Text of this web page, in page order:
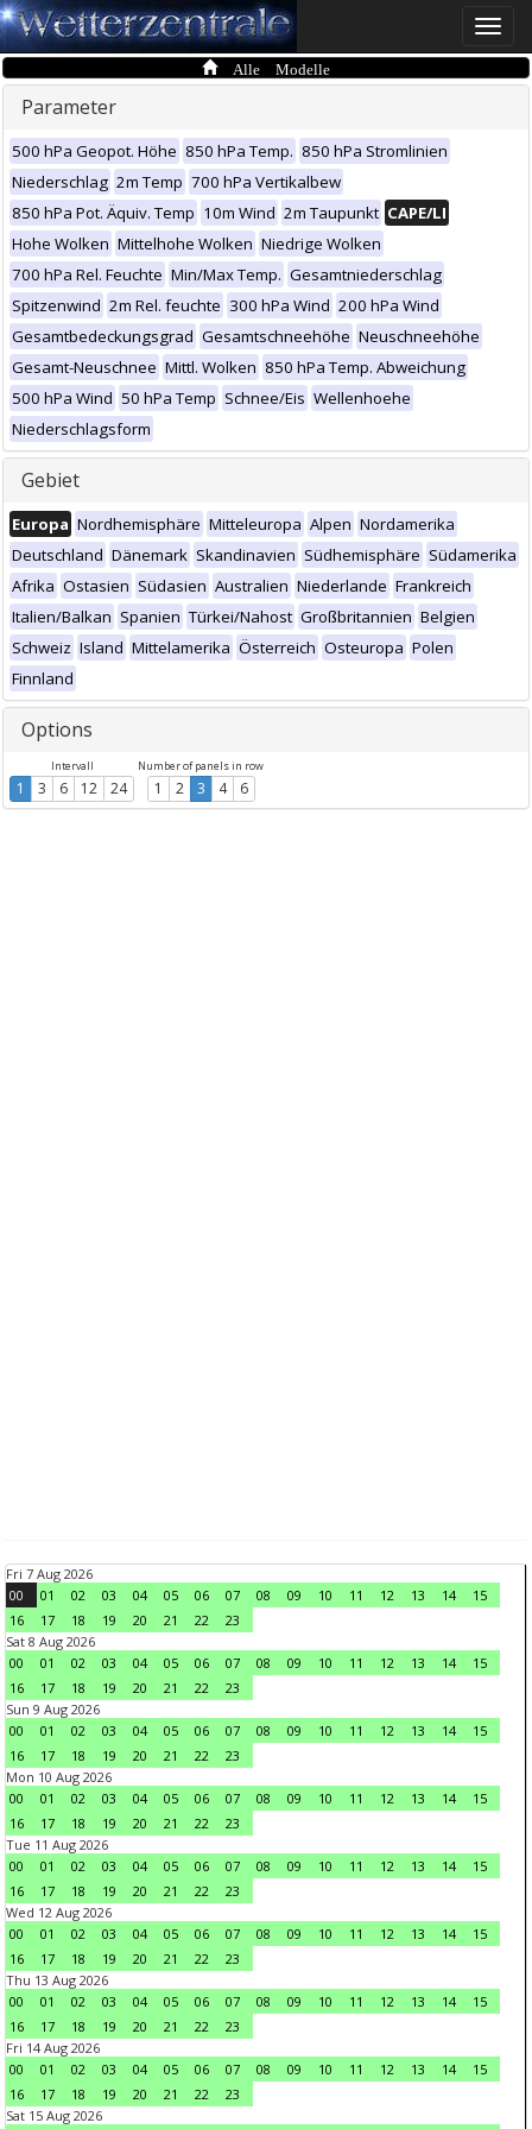
Toggle
Alle Modelle
Parameter
500 hPa Geopot. Höhe 850 hPa Temp. 850 hPa Stromlinien
Niederschlag 2m Temp 700 hPa Vertikalbew
850 hPa Pot. Äquiv. Temp 10m Wind 2m Taupunkt CAPE/LI
Hohe Wolken Mittelhohe Wolken Niedrige Wolken
700 hPa Rel. Feuchte Min/Max Temp. Gesamtniederschlag
Spitzenwind 2m Rel. feuchte 300 hPa Wind 200 hPa Wind
Gesamtbedeckungsgrad Gesamtschneehöhe Neuschneehöhe
Gesamt-Neuschnee Mittl. Wolken 850 hPa Temp. Abweichung
500 hPa Wind 50 hPa Temp Schnee/Eis Wellenhoehe
Niederschlagsform
Gebiet
Europa Nordhemisphäre Mitteleuropa Alpen Nordamerika
Deutschland Dänemark Skandinavien Südhemisphäre Südamerika
Afrika Ostasien Südasien Australien Niederlande Frankreich
Italien/Balkan Spanien Türkei/Nahost Großbritannien Belgien
Schweiz Island Mittelamerika Österreich Osteuropa Polen
Finnland
Options
Intervall
1 3 6 12 24
Number of panels in row
1 2 3 4 6
Fri 7 Aug 2026
00
01 02 03 04 05 06 07 08 09 10 11 12 13 14
15
16
17 18 19 20 21 22
23
Sat 8 Aug 2026
00
01 02 03 04 05 06 07 08 09 10 11 12 13 14
15
16
17 18 19 20 21 22
23
Sun 9 Aug 2026
00
01 02 03 04 05 06 07 08 09 10 11 12 13 14
15
16
17 18 19 20 21 22
23
Mon 10 Aug 2026
00
01 02 03 04 05 06 07 08 09 10 11 12 13 14
15
16
17 18 19 20 21 22
23
Tue 11 Aug 2026
00
01 02 03 04 05 06 07 08 09 10 11 12 13 14
15
16
17 18 19 20 21 22
23
Wed 12 Aug 2026
00
01 02 03 04 05 06 07 08 09 10 11 12 13 14
15
16
17 18 19 20 21 22
23
Thu 13 Aug 2026
00
01 02 03 04 05 06 07 08 09 10 11 12 13 14
15
16
17 18 19 20 21 22
23
Fri 14 Aug 2026
00
01 02 03 04 05 06 07 08 09 10 11 12 13 14
15
16
17 18 19 20 21 22
23
Sat 15 Aug 2026